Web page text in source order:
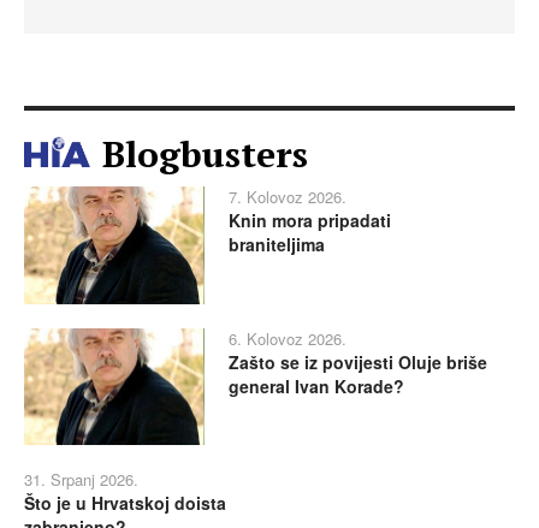
Blogbusters
7. Kolovoz 2026.
Knin mora pripadati
braniteljima
6. Kolovoz 2026.
Zašto se iz povijesti Oluje briše
general Ivan Korade?
31. Srpanj 2026.
Što je u Hrvatskoj doista